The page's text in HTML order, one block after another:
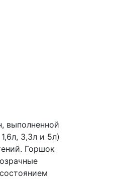
выполненной
3,3л и 5л)
Горшок